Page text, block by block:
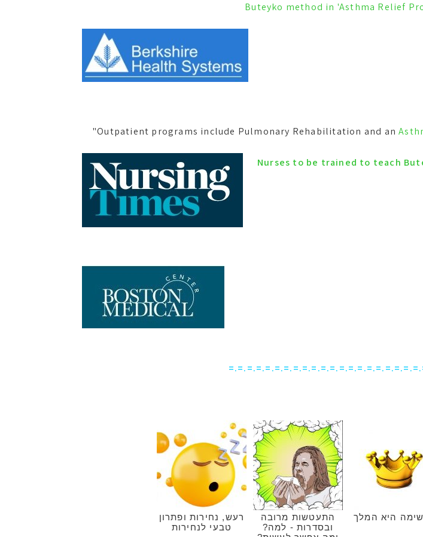
Buteyko method in 'Asthma Relief
Nurses to be trained to teach
היא המלך
התעטשות מרובה
ובסדרות - למה?
רעש, נחירות ופתרון
טבעי לנחירות